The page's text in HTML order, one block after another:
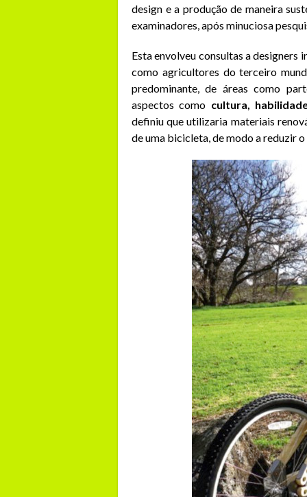
design e a produção de maneira
examinadores, após minuciosa
Esta envolveu consultas a designers
como agricultores do terceiro
predominante, de áreas como
aspectos como cultura,
definiu que utilizaria materiais
de uma bicicleta, de modo a reduzir